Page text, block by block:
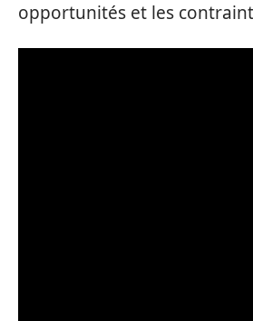
opportunités et les